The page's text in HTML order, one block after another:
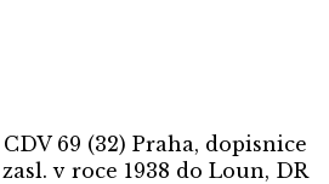
CDV 69 (32) Praha, dopisnice
zasl. v roce 1938 do Loun, DR